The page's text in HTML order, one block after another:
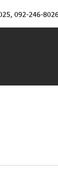
, 092-246-